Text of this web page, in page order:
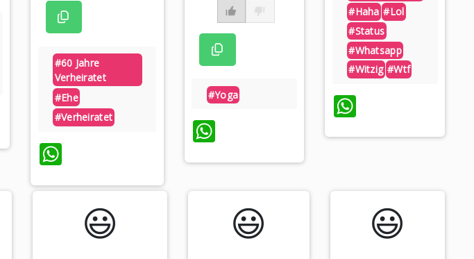
#60 Jahre
Verheiratet
#ehe
#verheiratet
WhatsApp
#yoga
#haha #lol
#status
#whatsapp
#witzig #wtf
WhatsApp
😃️ 😃️ 😃️